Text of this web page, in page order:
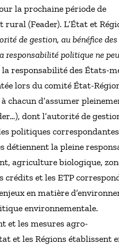
la prochaine période de
(Feader). L’État et
de gestion, au bénéfice des
responsabilité politique ne
responsabilité des États-
lors du comité État-
chacun d’assumer
dont l’autorité de
politiques
détiennent la pleine
agriculture biologique,
crédits et les ETP
en matière
environnementale.
et les mesures agro-
et les Régions établissent